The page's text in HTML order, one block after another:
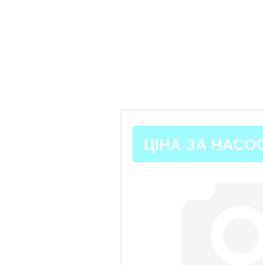
ЦІНА ЗА